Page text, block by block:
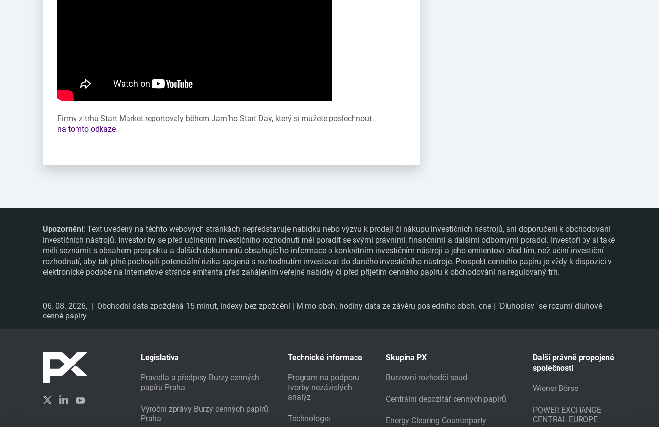
Firmy z trhu Start Market reportovaly během Jarního Start Day, který si můžete poslechnout
na tomto odkaze.
Upozornění: Text uvedený na těchto webových stránkách nepředstavuje nabídku nebo výzvu k prodeji či nákupu investičních nástrojů, ani doporučení k obchodování
investičních nástrojů. Investor by se před učiněním investičního rozhodnutí měl poradit se svými právními, finančními a dalšími odbornými poradci. Investoři by si také
měli seznámit s obsahem prospektu a dalších dokumentů obsahujícího informace o konkrétním investičním nástroji a jeho emitentovi před tím, než učiní investiční
rozhodnutí, aby tak plně pochopili potenciální rizika spojená s rozhodnutím investovat do daného investičního nástroje. Prospekt cenného papíru je vždy k dispozici v
elektronické podobě na internetové stránce emitenta před zahájením veřejné nabídky či před přijetím cenného papíru k obchodování na regulovaný trh.
06. 08. 2026, | Obchodní data zpožděná 15 minut, indexy bez zpoždění | Mimo obch. hodiny data ze závěru posledního obch. dne | "Dluhopisy" se rozumí dluhové
cenné papíry
Legislativa
Pravidla a předpisy Burzy cenných
papírů Praha
Výroční zprávy Burzy cenných papírů
Praha
Technické informace
Program na podporu
tvorby nezávislých
analýz
Technologie
Skupina PX
Burzovní rozhodčí soud
Centrální depozitář cenných papírů
Energy Clearing Counterparty
Další právně propojené
společnosti
Wiener Börse
POWER EXCHANGE
CENTRAL EUROPE